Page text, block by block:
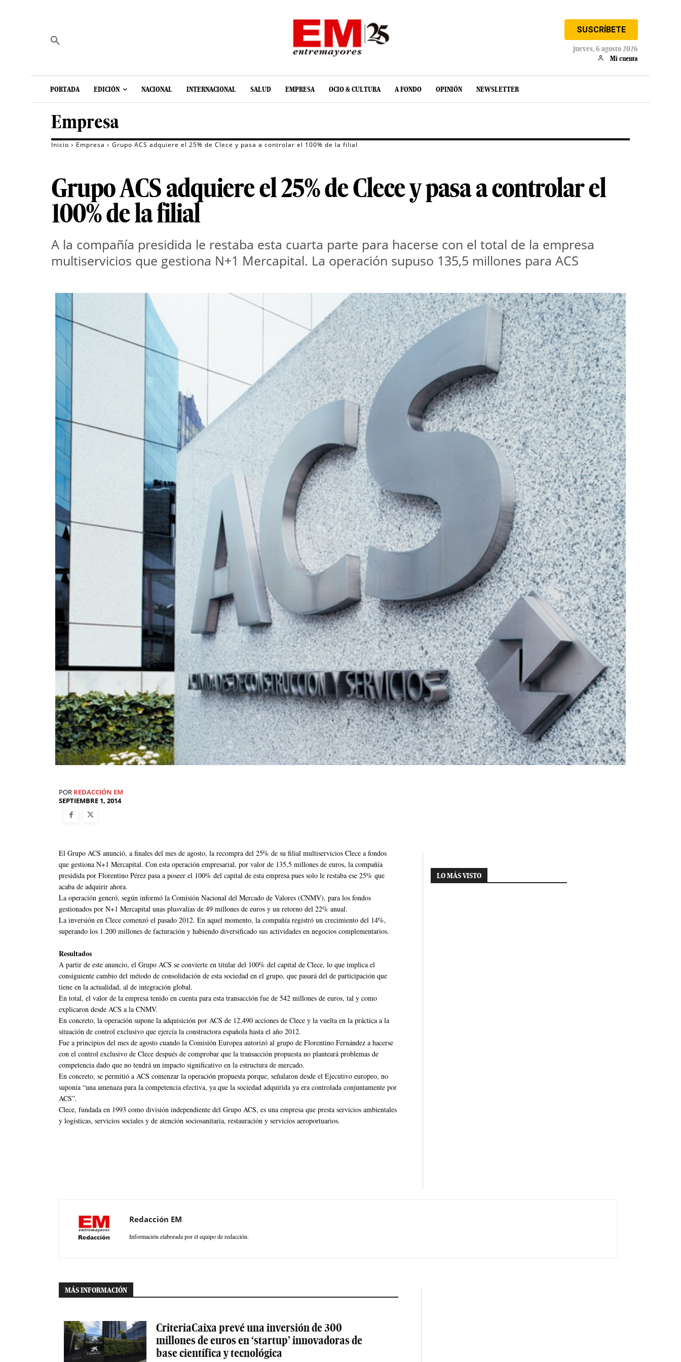
SUSCRÍBETE
jueves, 6 agosto 2026
Mi cuenta
PORTADA EDICIÓN NACIONAL INTERNACIONAL SALUD EMPRESA OCIO & CULTURA A FONDO OPINIÓN NEWSLETTER
Empresa
Inicio Empresa Grupo ACS adquiere el 25% de Clece y pasa a controlar el 100% de la filial
Grupo ACS adquiere el 25% de Clece y pasa a controlar el
100% de la filial
A la compañía presidida le restaba esta cuarta parte para hacerse con el total de la empresa
multiservicios que gestiona N+1 Mercapital. La operación supuso 135,5 millones para ACS
POR REDACCIÓN EM
SEPTIEMBRE 1, 2014
El Grupo ACS anunció, a finales del mes de agosto, la recompra del 25% de su filial multiservicios Clece a fondos
que gestiona N+1 Mercapital. Con esta operación empresarial, por valor de 135,5 millones de euros, la compañía
presidida por Florentino Pérez pasa a poseer el 100% del capital de esta empresa pues solo le restaba ese 25% que
acaba de adquirir ahora.
La operación generó, según informó la Comisión Nacional del Mercado de Valores (CNMV), para los fondos
gestionados por N+1 Mercapital unas plusvalías de 49 millones de euros y un retorno del 22% anual.
La inversión en Clece comenzó el pasado 2012. En aquel momento, la compañía registró un crecimiento del 14%,
superando los 1.200 millones de facturación y habiendo diversificado sus actividades en negocios complementarios.
Resultados
A partir de este anuncio, el Grupo ACS se convierte en titular del 100% del capital de Clece, lo que implica el
consiguiente cambio del método de consolidación de esta sociedad en el grupo, que pasará del de participación que
tiene en la actualidad, al de integración global.
En total, el valor de la empresa tenido en cuenta para esta transacción fue de 542 millones de euros, tal y como
explicaron desde ACS a la CNMV.
En concreto, la operación supone la adquisición por ACS de 12.490 acciones de Clece y la vuelta en la práctica a la
situación de control exclusivo que ejercía la constructora española hasta el año 2012.
Fue a principios del mes de agosto cuando la Comisión Europea autorizó al grupo de Florentino Fernández a hacerse
con el control exclusivo de Clece después de comprobar que la transacción propuesta no planteará problemas de
competencia dado que no tendrá un impacto significativo en la estructura de mercado.
En concreto, se permitió a ACS comenzar la operación propuesta porque, señalaron desde el Ejecutivo europeo, no
suponía “una amenaza para la competencia efectiva, ya que la sociedad adquirida ya era controlada conjuntamente por
ACS”.
Clece, fundada en 1993 como división independiente del Grupo ACS, es una empresa que presta servicios ambientales
y logísticas, servicios sociales y de atención sociosanitaria, restauración y servicios aeroportuarios.
LO MÁS VISTO
Redacción EM
Información elaborada por el equipo de redacción.
MÁS INFORMACIÓN
CriteriaCaixa prevé una inversión de 300
millones de euros en ‘startup’ innovadoras de
base científica y tecnológica